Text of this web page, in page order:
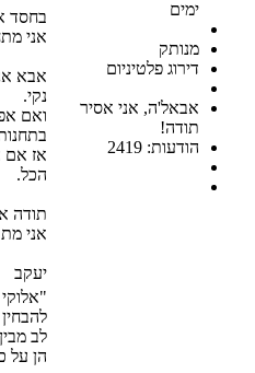
אני אסיר
בחסד אלוקים לגמרי
אני מתחיל היום את יומי ה90
אבא אני בסך הכל
ואם אפשר לכבוד
בתחנות, הכי קשה לי,
אז אם אפשר בבקשה
"אלוקי תן בי הדעת,
להבחין בין אמת לחלום,
לב מבין ואוזן שומעת,
הן על כפיך נשאתני